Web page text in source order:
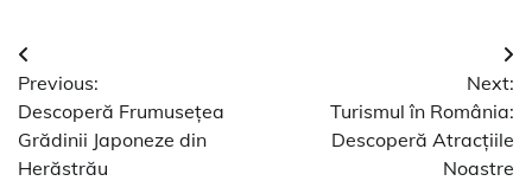
Navigare
în
articole
Previous:
Descoperă Frumusețea
Grădinii Japoneze din
Herăstrău
Next:
Turismul în România:
Descoperă Atracțiile
Noastre